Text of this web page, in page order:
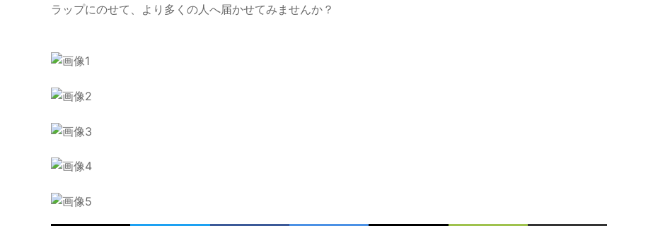
ラップにのせて、より多くの人へ届かせてみませんか？